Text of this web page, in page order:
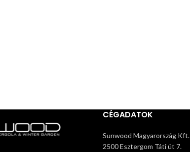
CÉGADATOK
Sunwood Magyarország Kft.
2500 Esztergom Táti út 7.